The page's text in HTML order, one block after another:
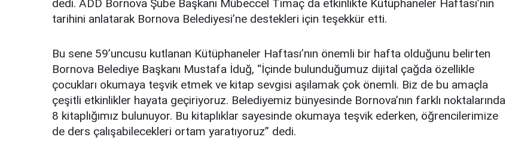
dedi. ADD Bornova Şube Başkanı Mübeccel Timaç da etkinlikte Kütüphaneler Haftası’nın
tarihini anlatarak Bornova Belediyesi’ne destekleri için teşekkür etti.
Bu sene 59’uncusu kutlanan Kütüphaneler Haftası’nın önemli bir hafta olduğunu belirten
Bornova Belediye Başkanı Mustafa İduğ, “İçinde bulunduğumuz dijital çağda özellikle
çocukları okumaya teşvik etmek ve kitap sevgisi aşılamak çok önemli. Biz de bu amaçla
çeşitli etkinlikler hayata geçiriyoruz. Belediyemiz bünyesinde Bornova’nın farklı noktalarında
8 kitaplığımız bulunuyor. Bu kitaplıklar sayesinde okumaya teşvik ederken, öğrencilerimize
de ders çalışabilecekleri ortam yaratıyoruz” dedi.